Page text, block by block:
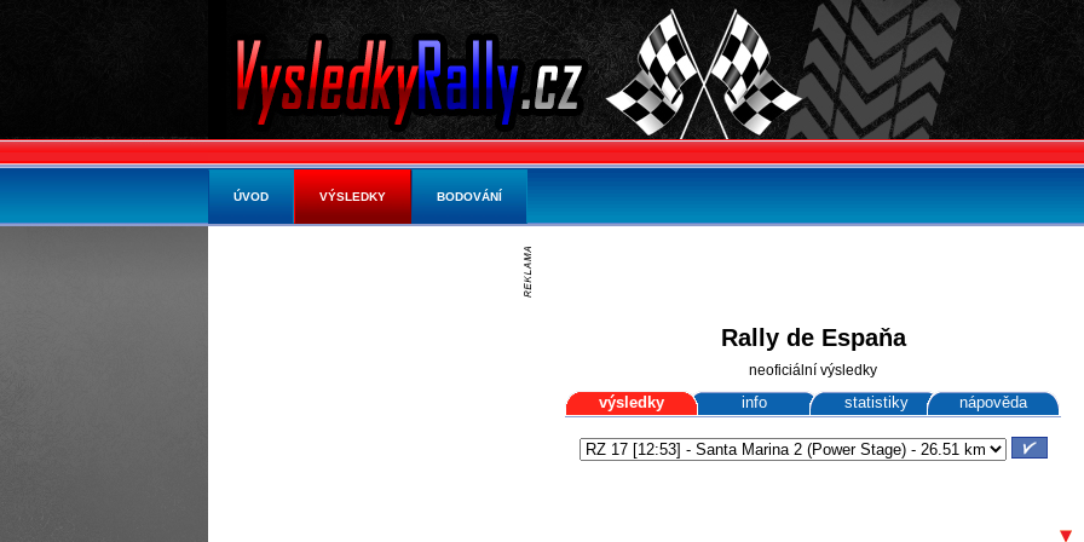
Rally de Espaňa
neoficiální výsledky
výsledky info statistiky nápověda
ÚVOD VÝSLEDKY BODOVÁNÍ